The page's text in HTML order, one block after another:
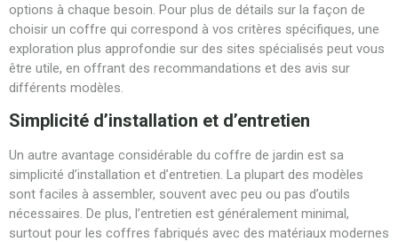
options à chaque besoin. Pour plus de détails sur la façon de
choisir un coffre qui correspond à vos critères spécifiques, une
exploration plus approfondie sur des sites spécialisés peut vous
être utile, en offrant des recommandations et des avis sur
différents modèles.
Simplicité d’installation et d’entretien
Un autre avantage considérable du coffre de jardin est sa
simplicité d’installation et d’entretien. La plupart des modèles
sont faciles à assembler, souvent avec peu ou pas d’outils
nécessaires. De plus, l’entretien est généralement minimal,
surtout pour les coffres fabriqués avec des matériaux modernes